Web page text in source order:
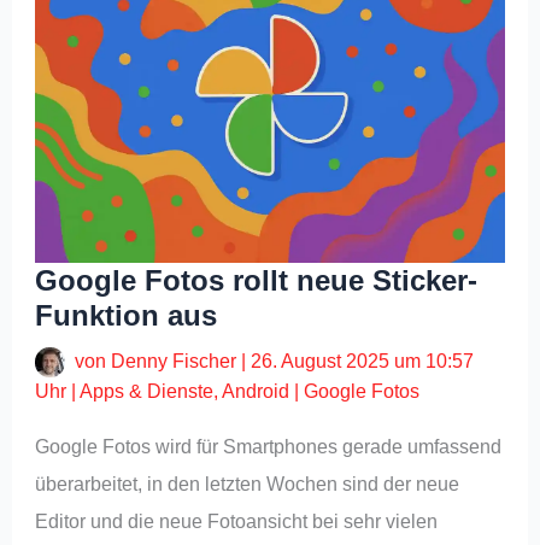
Google Fotos rollt neue Sticker-
Funktion aus
von Denny Fischer
26. August 2025 um 10:57
Uhr |Apps & Dienste,Android |Google Fotos
Google Fotos wird für Smartphones gerade umfassend
überarbeitet, in den letzten Wochen sind der neue
Editor und die neue Fotoansicht bei sehr vielen